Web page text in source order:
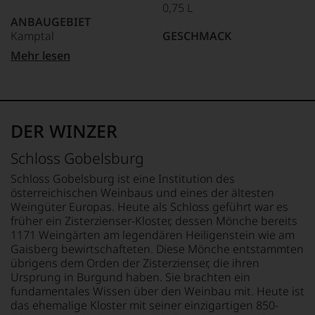
um
zu
unterstreichen,
auf
Niveau
unsere
Weinselektion
bewegt.
Das
aber
genügt
uns
nicht
mehr.
Wir
haben
festgestellt,
dass
manch
eine
sich
das
Magazin
mehrheitlich
der
Rosam,
erwarb
Ex
VW
Vorstandsmitglied
23%
der
Anteile.
Das
Magazin
berichtet
im
11 Punkte:Wein mit
leichten Fehlern
bis 10 Punkte:
Ihre
Karriere
begann
1971
Zeitschrift
»Wine
Spirits«.
1984
absolvierte
sie
die
schwierigste
Weinprüfung
der
Welt,
den
»Master
of
ANBAUGEBIET
Kamptal
APPELLATION
QUALITÄTSSTUFE
Qualitätswein (DAC)
REBSORTEN
100% Grüner Veltliner
TRINKTEMPERATUR
10 °C
ALKOHOLGEHALT
13,5 % Vol.
LAGERPOTENTIAL
2042
0,75 L
GESCHMACK
336 kJ / 80 kcal
KOHLENHYDRATE
1,2 g
davon Zucker: 0,3 g
EIWEISS
0 g
SALZ
0 g
ZUTATEN
Trauben, Sulfite.
Mehr lesen
DER WINZER
Schloss Gobelsburg
Schloss Gobelsburg ist eine Institution des
österreichischen Weinbaus und eines der ältesten
Weingüter Europas. Heute als Schloss geführt war es
früher ein Zisterzienser-Kloster, dessen Mönche bereits
1171 Weingärten am legendären Heiligenstein wie am
Gaisberg bewirtschafteten. Diese Mönche entstammten
übrigens dem Orden der Zisterzienser, die ihren
Ursprung in Burgund haben. Sie brachten ein
fundamentales Wissen über den Weinbau mit. Heute ist
das ehemalige Kloster mit seiner einzigartigen 850-